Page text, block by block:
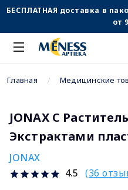
БЕСПЛАТНАЯ доставка в
от
Главная Медицинские
JONAX С
Экстрактами
JONAX
4.5 (36